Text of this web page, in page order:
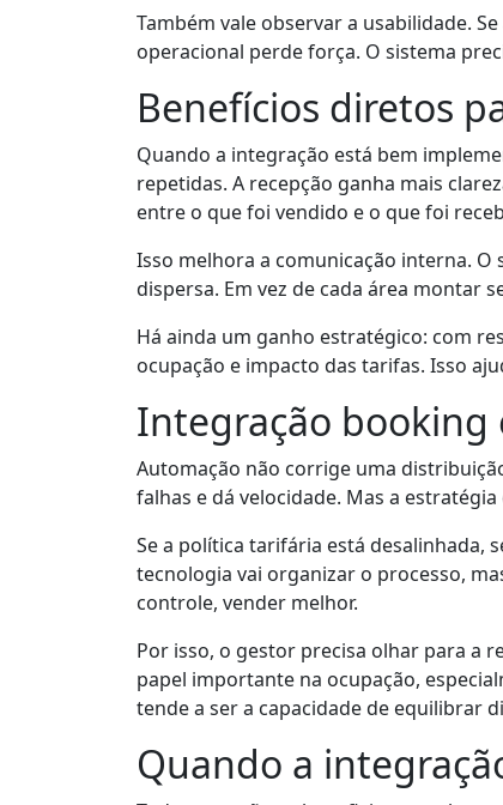
Também vale observar a usabilidade.
operacional perde força. O sistema
Benefícios diretos
Quando a integração está bem
repetidas. A recepção ganha mais
entre o que foi vendido e o que foi
Isso melhora a comunicação interna.
dispersa. Em vez de cada área montar
Há ainda um ganho estratégico: com
ocupação e impacto das tarifas. Isso
Integração booking
Automação não corrige uma
falhas e dá velocidade. Mas a
Se a política tarifária está desalinhada,
tecnologia vai organizar o processo,
controle, vender melhor.
Por isso, o gestor precisa olhar para a
papel importante na ocupação,
tende a ser a capacidade de equilibrar
Quando a